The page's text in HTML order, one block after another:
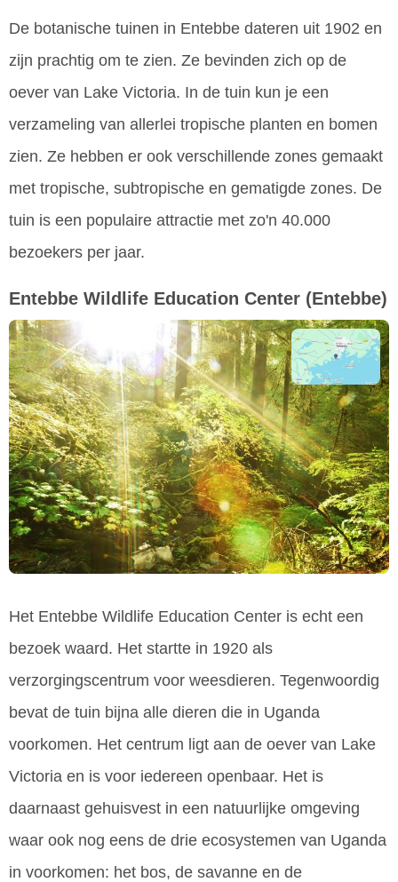
De botanische tuinen in Entebbe dateren uit 1902 en
zijn prachtig om te zien. Ze bevinden zich op de
oever van Lake Victoria. In de tuin kun je een
verzameling van allerlei tropische planten en bomen
zien. Ze hebben er ook verschillende zones gemaakt
met tropische, subtropische en gematigde zones. De
tuin is een populaire attractie met zo'n 40.000
bezoekers per jaar.
Entebbe Wildlife Education Center (Entebbe)
Het Entebbe Wildlife Education Center is echt een
bezoek waard. Het startte in 1920 als
verzorgingscentrum voor weesdieren. Tegenwoordig
bevat de tuin bijna alle dieren die in Uganda
voorkomen. Het centrum ligt aan de oever van Lake
Victoria en is voor iedereen openbaar. Het is
daarnaast gehuisvest in een natuurlijke omgeving
waar ook nog eens de drie ecosystemen van Uganda
in voorkomen: het bos, de savanne en de